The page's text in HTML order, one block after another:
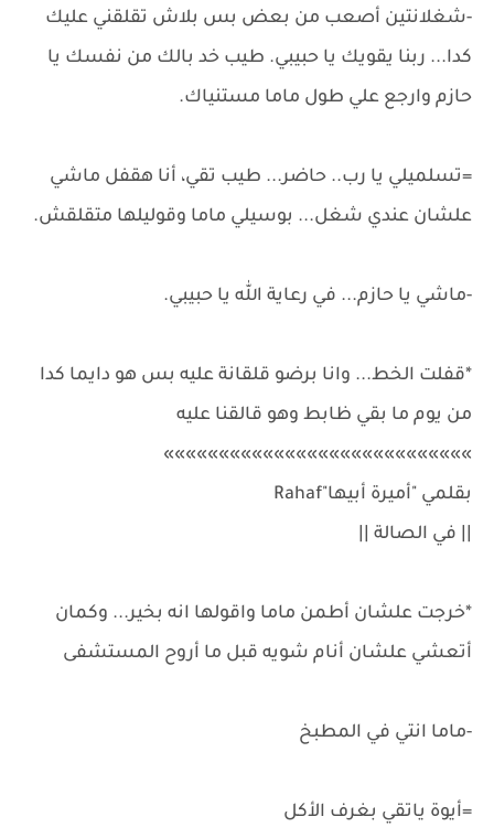
-شغلانتين أصعب من بعض بس بلاش تقلقني عليك
كدا... ربنا يقويك يا حبيبي. طيب خد بالك من نفسك يا
حازم وارجع علي طول ماما مستنياك.
=تسلميلي يا رب.. حاضر... طيب تقي، أنا هقفل ماشي
علشان عندي شغل... بوسيلي ماما وقوليلها متقلقش.
-ماشي يا حازم... في رعاية الله يا حبيبي.
*قفلت الخط... وانا برضو قلقانة عليه بس هو دايما كدا
من يوم ما بقي ظابط وهو قالقنا عليه
»»»»»»»»»»»»»»»»»»»»»»»»»»»»
بقلمي "أميرة أبيها"Rahaf
|| في الصالة ||
*خرجت علشان أطمن ماما واقولها انه بخير... وكمان
أتعشي علشان أنام شويه قبل ما أروح المستشفى
-ماما انتي في المطبخ
=أيوة ياتقي بغرف الأكل